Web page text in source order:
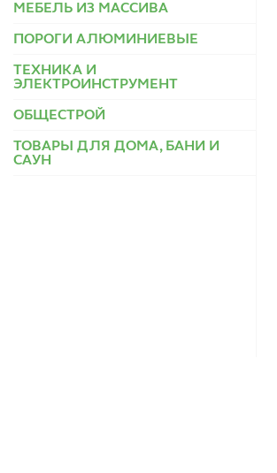
МЕБЕЛЬ ИЗ МАССИВА
ПОРОГИ АЛЮМИНИЕВЫЕ
ТЕХНИКА И
ЭЛЕКТРОИНСТРУМЕНТ
ОБЩЕСТРОЙ
ТОВАРЫ ДЛЯ ДОМА, БАНИ И
САУН